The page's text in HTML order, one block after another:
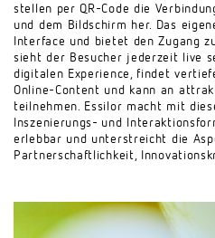
stellen per QR-Code die
und dem Bildschirm her. Das
Interface und bietet den Zugang
sieht der Besucher jederzeit live
digitalen Experience, findet
Online-Content und kann an
teilnehmen. Essilor macht mit
Inszenierungs- und
erlebbar und unterstreicht die
Partnerschaftlichkeit,